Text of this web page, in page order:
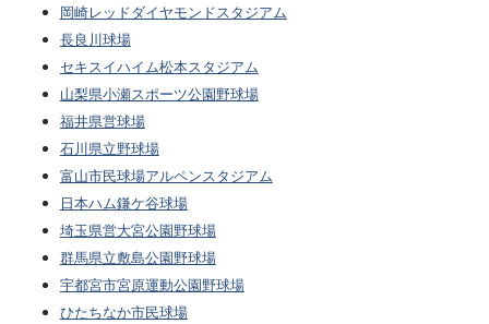
岡崎レッドダイヤモンドスタジアム
長良川球場
セキスイハイム松本スタジアム
山梨県小瀬スポーツ公園野球場
福井県営球場
石川県立野球場
富山市民球場アルペンスタジアム
日本ハム鎌ケ谷球場
埼玉県営大宮公園野球場
群馬県立敷島公園野球場
宇都宮市宮原運動公園野球場
ひたちなか市民球場